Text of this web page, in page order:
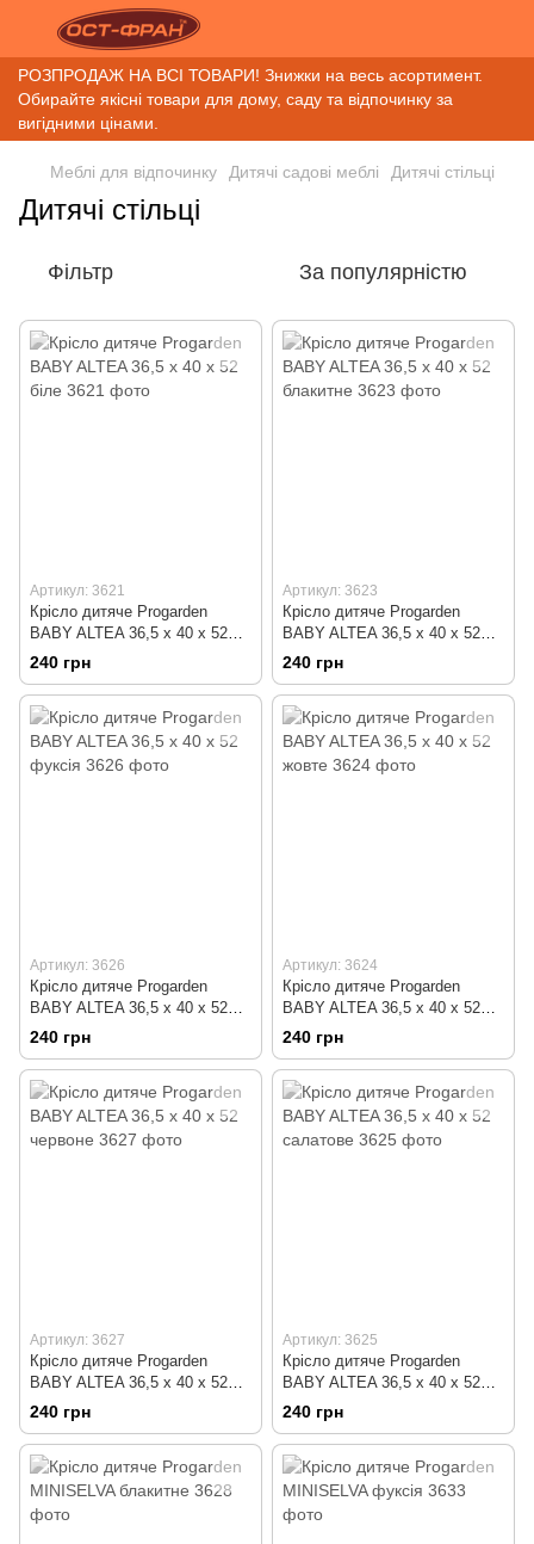
РОЗПРОДАЖ НА ВСІ ТОВАРИ! Знижки на весь асортимент.
Обирайте якісні товари для дому, саду та відпочинку за
вигідними цінами.
Меблі для відпочинку Дитячі садові меблі Дитячі стільці
Дитячі стільці
Фільтр За популярністю
Артикул: 3621
Крісло дитяче Progarden
BABY ALTEA 36,5 x 40 x 52
біле
240 грн
Артикул: 3623
Крісло дитяче Progarden
BABY ALTEA 36,5 x 40 x 52
блакитне
240 грн
Артикул: 3626
Крісло дитяче Progarden
BABY ALTEA 36,5 x 40 x 52
фуксія
240 грн
Артикул: 3624
Крісло дитяче Progarden
BABY ALTEA 36,5 x 40 x 52
жовте
240 грн
Артикул: 3627
Крісло дитяче Progarden
BABY ALTEA 36,5 x 40 x 52
червоне
240 грн
Артикул: 3625
Крісло дитяче Progarden
BABY ALTEA 36,5 x 40 x 52
салатове
240 грн